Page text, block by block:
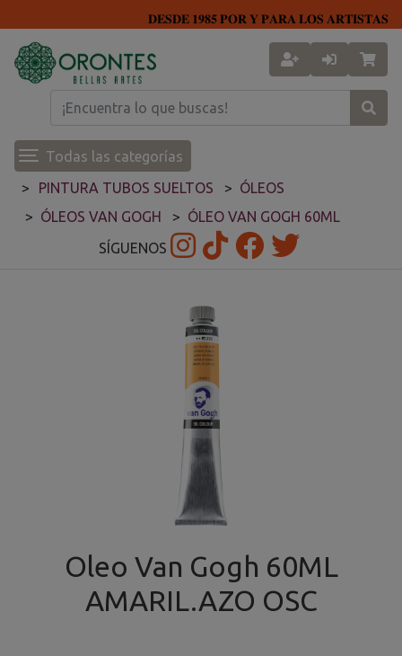
𝐃𝐄𝐒𝐃𝐄 𝟏𝟗𝟖𝟓 𝐏𝐎𝐑 𝐘 𝐏𝐀𝐑𝐀 𝐋𝐎𝐒 𝐀𝐑𝐓𝐈𝐒𝐓𝐀𝐒
Todas las categorías
PINTURA TUBOS SUELTOS
ÓLEOS
ÓLEOS VAN GOGH
ÓLEO VAN GOGH 60ML
SÍGUENOS
Oleo Van Gogh 60ML
AMARIL.AZO OSC